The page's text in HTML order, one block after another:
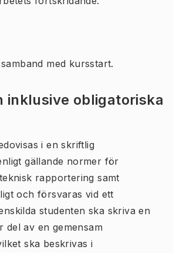
med kursstart.
inklusive obligatoriska
i en skriftlig
gällande normer för
rapportering samt
och försvaras vid ett
studenten ska skriva en
del av en gemensam
ska beskrivas i